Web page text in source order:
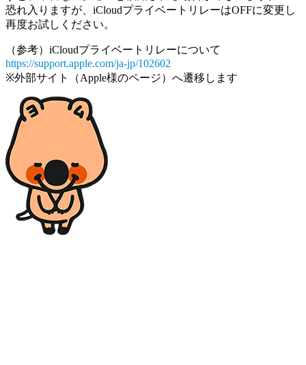
恐れ入りますが、iCloudプライベートリレーはOFFに変更し
再度お試しください。
（参考）iCloudプライベートリレーについて
https://support.apple.com/ja-jp/102602
※外部サイト（Apple様のページ）へ遷移します